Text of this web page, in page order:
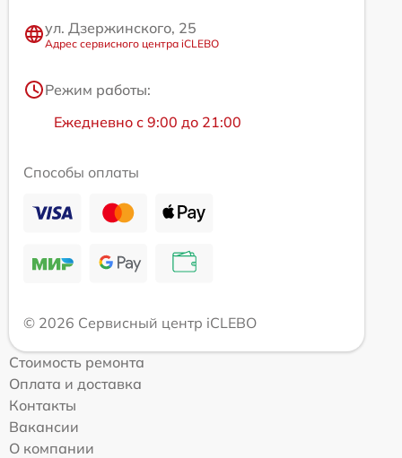
ул. Дзержинского, 25
Адрес сервисного центра iCLEBO
Режим работы:
Ежедневно с 9:00 до 21:00
Способы оплаты
© 2026 Сервисный центр iCLEBO
Стоимость ремонта
Оплата и доставка
Контакты
Вакансии
О компании